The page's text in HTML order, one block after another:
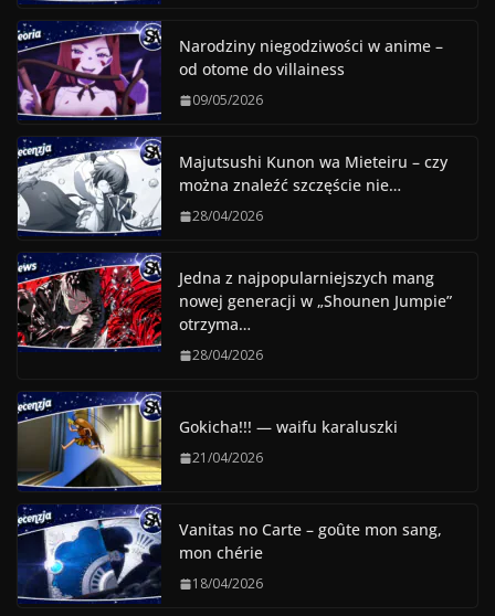
Narodziny niegodziwości w anime –
od otome do villainess
09/05/2026
Majutsushi Kunon wa Mieteiru – czy
można znaleźć szczęście nie…
28/04/2026
Jedna z najpopularniejszych mang
nowej generacji w „Shounen Jumpie”
otrzyma…
28/04/2026
Gokicha!!! — waifu karaluszki
21/04/2026
Vanitas no Carte – goûte mon sang,
mon chérie
18/04/2026